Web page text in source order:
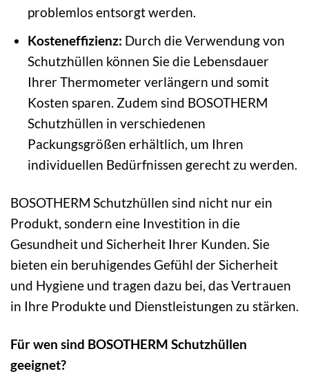
problemlos entsorgt werden.
Kosteneffizienz: Durch die Verwendung von
Schutzhüllen können Sie die Lebensdauer
Ihrer Thermometer verlängern und somit
Kosten sparen. Zudem sind BOSOTHERM
Schutzhüllen in verschiedenen
Packungsgrößen erhältlich, um Ihren
individuellen Bedürfnissen gerecht zu werden.
BOSOTHERM Schutzhüllen sind nicht nur ein
Produkt, sondern eine Investition in die
Gesundheit und Sicherheit Ihrer Kunden. Sie
bieten ein beruhigendes Gefühl der Sicherheit
und Hygiene und tragen dazu bei, das Vertrauen
in Ihre Produkte und Dienstleistungen zu stärken.
Für wen sind BOSOTHERM Schutzhüllen
geeignet?